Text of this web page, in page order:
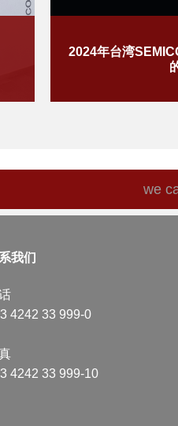
​​2024年台湾
we
我们
4242 33 999-0
4242 33 999-10